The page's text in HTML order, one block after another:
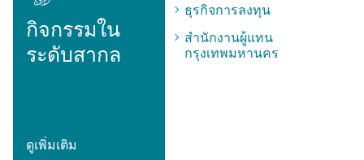
กิจกรรมใน
ระดับสากล
ดูเพิ่มเติม
ธุรกิจการลงทุน
สำนักงานผู้แทน
กรุงเทพมหานคร